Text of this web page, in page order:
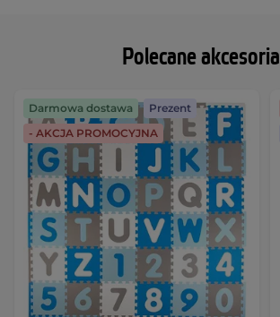
Polecane akcesoria
Darmowa dostawa
Prezent
- AKCJA PROMOCYJNA